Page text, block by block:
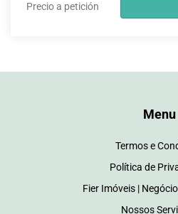
Precio a petición
Menu
Termos e
Política de
Fier Imóveis |
Nossos